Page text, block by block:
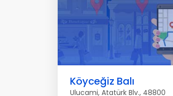
Köyceğiz Balı
Ulucami, Atatürk Blv., 48800